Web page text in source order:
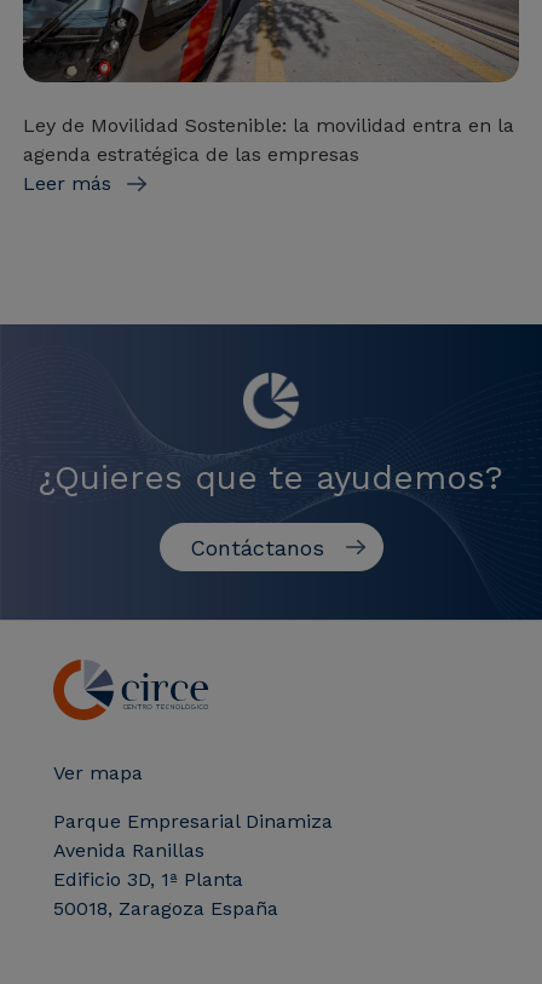
Ley de Movilidad Sostenible: la movilidad entra en la
agenda estratégica de las empresas
Leer más
¿Quieres que te ayudemos?
Contáctanos
Ver mapa
Parque Empresarial Dinamiza
Avenida Ranillas
Edificio 3D, 1ª Planta
50018, Zaragoza España